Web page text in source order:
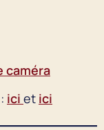
caméra
ici et ici